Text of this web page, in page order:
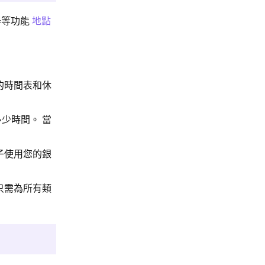
等功能地點
時間表和休
時間。 當
使用您的銀
需為所有類